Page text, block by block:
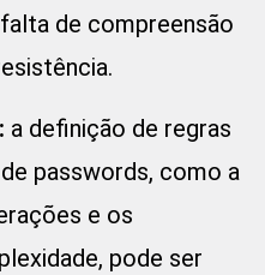
de compreensão
a definição de regras
passwords, como a
e os
pode ser